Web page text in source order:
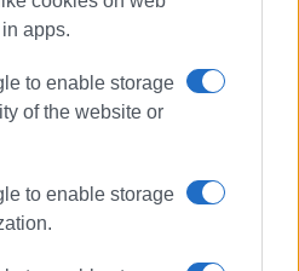
apps.
to enable storage
of the website or
to enable storage
Ημερησίων
θέση του γενικού
οκτώ χρόνια. Πιστεύει
του δημοσιογράφου
η έντιμη και